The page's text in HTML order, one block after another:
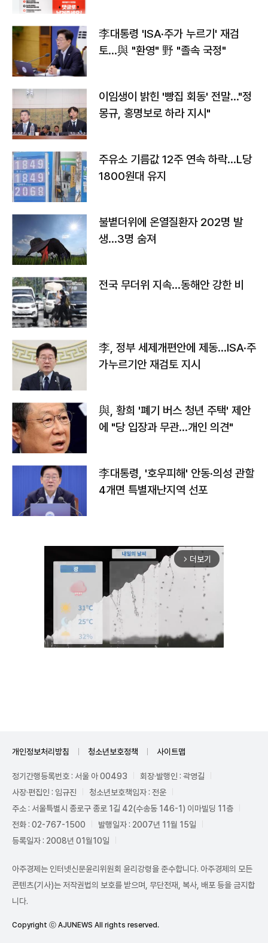
李대통령 'ISA·주가 누르기' 재검
토…與 "환영" 野 "졸속 국정"
이임생이 밝힌 '빵집 회동' 전말…"정
몽규, 홍명보로 하라 지시"
주유소 기름값 12주 연속 하락…L당
1800원대 유지
불볕더위에 온열질환자 202명 발
생…3명 숨져
전국 무더위 지속…동해안 강한 비
李, 정부 세제개편안에 제동…ISA·주
가누르기안 재검토 지시
與, 황희 '폐기 버스 청년 주택' 제안
에 "당 입장과 무관…개인 의견"
李대통령, '호우피해' 안동·의성 관할
4개면 특별재난지역 선포
arrow_forward_ios 더보기
개인정보처리방침 청소년보호정책 사이트맵
정기간행등록번호 : 서울 아 00493
회장·발행인 : 곽영길
사장·편집인 : 임규진
청소년보호책임자 : 전운
주소 : 서울특별시 종로구 종로 1길 42(수송동 146-1) 이마빌딩 11층
전화 : 02-767-1500
발행일자 : 2007년 11월 15일
등록일자 : 2008년 01월10일
아주경제는 인터넷신문윤리위원회 윤리강령을 준수합니다. 아주경제의 모든
콘텐츠(기사)는 저작권법의 보호를 받으며, 무단전재, 복사, 배포 등을 금지합
니다.
Copyright ⓒ AJUNEWS All rights reserved.